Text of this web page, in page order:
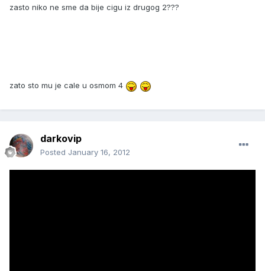
zasto niko ne sme da bije cigu iz drugog 2???
zato sto mu je cale u osmom 4
darkovip
Posted January 16, 2012